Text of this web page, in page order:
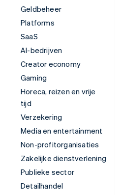
Geldbeheer
Platforms
SaaS
AI-bedrijven
Creator economy
Gaming
Horeca, reizen en vrije
tijd
Verzekering
Media en entertainment
Non-profitorganisaties
Zakelijke dienstverlening
Publieke sector
Detailhandel